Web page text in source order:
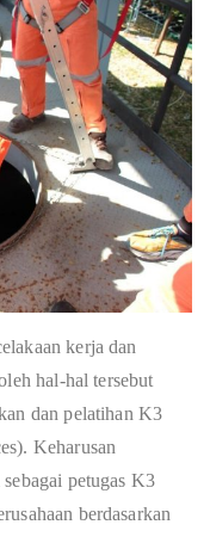
kerja dan
hal-hal tersebut
dan pelatihan K3
Keharusan
petugas K3
berdasarkan